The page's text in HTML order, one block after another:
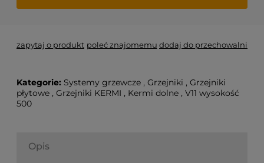
zapytaj o produkt poleć znajomemu dodaj do przechowalni
Kategorie: Systemy grzewcze , Grzejniki , Grzejniki
płytowe , Grzejniki KERMI , Kermi dolne , V11 wysokość
500
Opis